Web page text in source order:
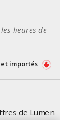
heures de
et importés
de Lumen